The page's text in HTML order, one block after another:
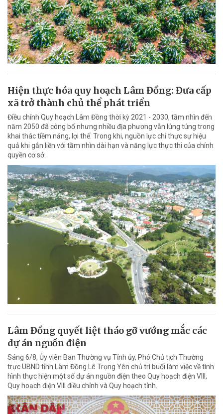
Hiện thực hóa quy hoạch Lâm Đồng: Đưa cấp
xã trở thành chủ thể phát triển
Điều chỉnh Quy hoạch Lâm Đồng thời kỳ 2021 - 2030, tầm nhìn đến
năm 2050 đã công bố nhưng nhiều địa phương vẫn lúng túng trong
khai thác tiềm năng, lợi thế. Trong khi, nguồn lực chỉ thực sự hiệu
quả khi gắn liền với tầm nhìn dài hạn và năng lực thực thi của chính
quyền cơ sở.
Lâm Đồng quyết liệt tháo gỡ vướng mắc các
dự án nguồn điện
Sáng 6/8, Ủy viên Ban Thường vụ Tỉnh ủy, Phó Chủ tịch Thường
trực UBND tỉnh Lâm Đồng Lê Trọng Yên chủ trì buổi làm việc về tình
hình thực hiện một số dự án nguồn điện theo Quy hoạch điện VIII,
Quy hoạch điện VIII điều chỉnh và Quy hoạch tỉnh.